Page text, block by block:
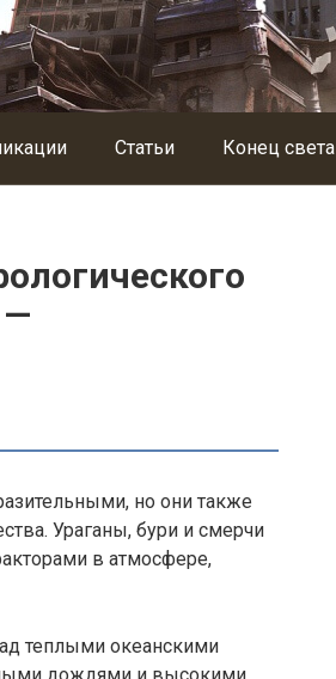
Статьи Конец света
—
но они также
Ураганы, бури и смерчи
в атмосфере,
теплыми океанскими